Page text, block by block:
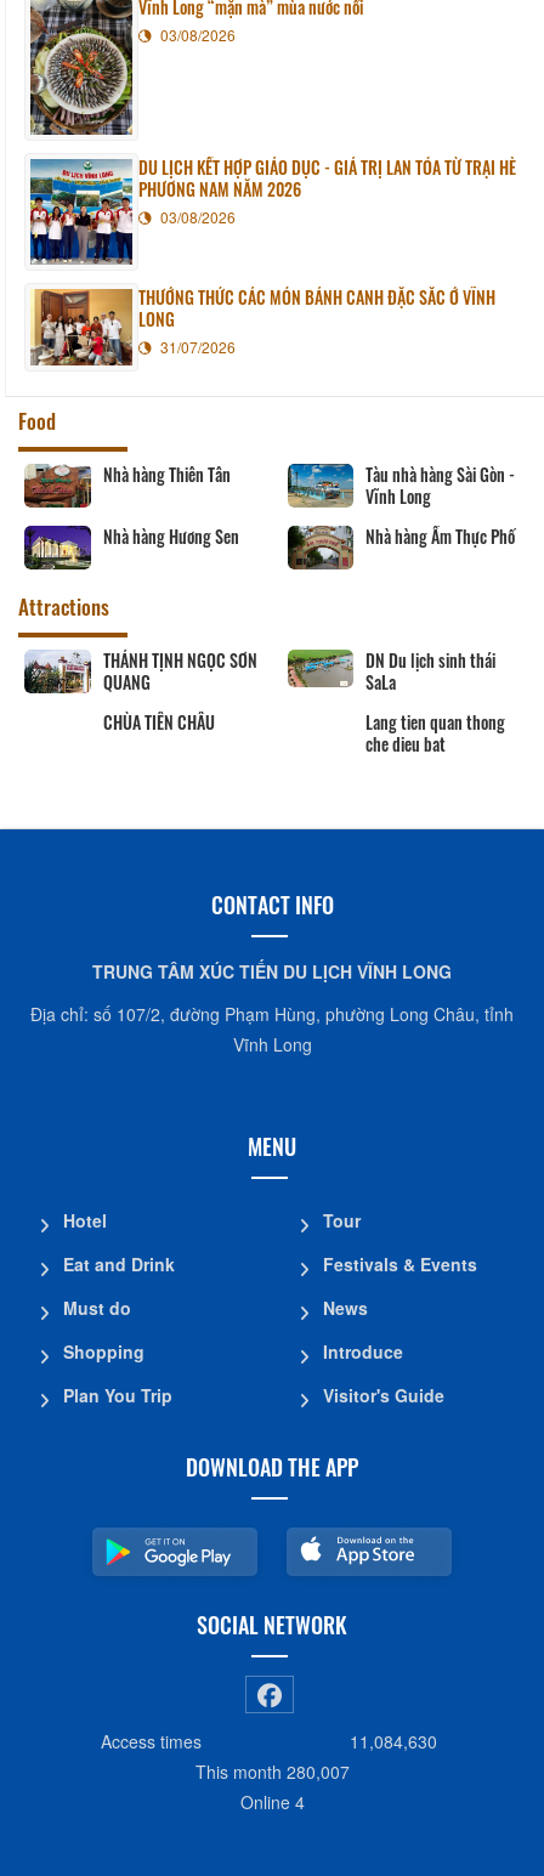
Vĩnh Long “mặn mà” mùa nước nổi
03/08/2026
DU LỊCH KẾT HỢP GIÁO DỤC - GIÁ TRỊ LAN TỎA TỪ TRẠI HÈ
PHƯƠNG NAM NĂM 2026
03/08/2026
THƯỞNG THỨC CÁC MÓN BÁNH CANH ĐẶC SẮC Ở VĨNH
LONG
31/07/2026
Food
Nhà hàng Phương Thủy Nhà hàng Song Thảo
Nhà hàng Ngân Vinh Nhà hàng Sáu Tú
Attractions
Khu tưởng niệm cố Thủ
tướng Võ Văn Kiệt
BẢO TÀNG VĨNH LONG
Khu lưu niệm Giáo sư,
Viện sĩ Trần Đại Nghĩa
CONTACT INFO
TRUNG TÂM XÚC TIẾN DU LỊCH VĨNH LONG
Địa chỉ: số 107/2, đường Phạm Hùng, phường Long Châu, tỉnh
Vĩnh Long
MENU
Hotel
Eat and Drink
Must do
Shopping
Plan You Trip
Tour
Festivals & Events
News
Introduce
Visitor's Guide
DOWNLOAD THE APP
SOCIAL NETWORK
Access times
11,084,630
This month 280,007
Online 4